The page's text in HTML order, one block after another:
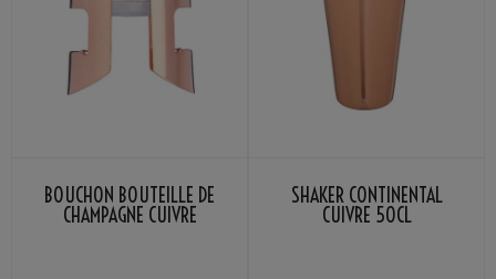
BOUCHON BOUTEILLE DE
CHAMPAGNE CUIVRE
SHAKER CONTINENTAL
CUIVRE 50CL